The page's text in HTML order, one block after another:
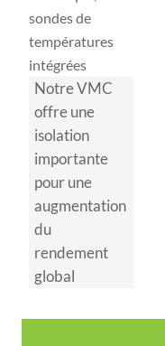
sondes de
températures
intégrées
Notre VMC
offre une
isolation
importante
pour une
augmentation
du
rendement
global